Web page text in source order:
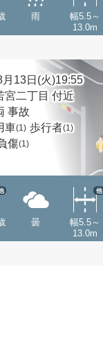
雨
幅5.5～
13.0m
月13日(火)19:55
宮二丁目 付近
事故
車(1) 歩行者(1)
傷(1)
曇
幅5.5～
13.0m
他